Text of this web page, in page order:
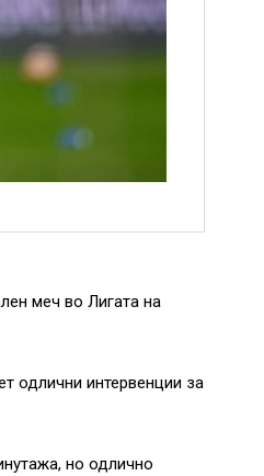
меч во Лигата на
одлични интервенции за
но одлично